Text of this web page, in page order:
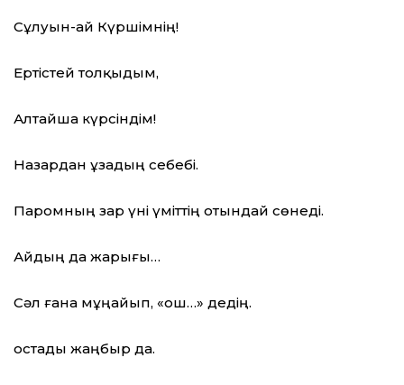
Сұлуын-ай Күршімнің!
Ертістей толқыдым,
Алтайша күрсіндім!
Назардан ұзадың себебі.
Паромның зар үні үміттің отындай сөнеді.
Айдың да жарығы…
Сәл ғана мұңайып, «Қош…» дедің.
Қостады жаңбыр да.